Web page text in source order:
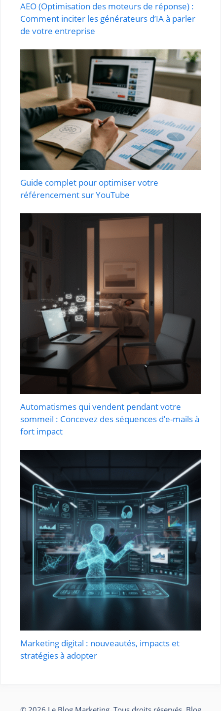
AEO (Optimisation des moteurs de réponse) :
Comment inciter les générateurs d’IA à parler
de votre entreprise
Guide complet pour optimiser votre
référencement sur YouTube
Automatismes qui vendent pendant votre
sommeil : Concevez des séquences d’e-mails à
fort impact
Marketing digital : nouveautés, impacts et
stratégies à adopter